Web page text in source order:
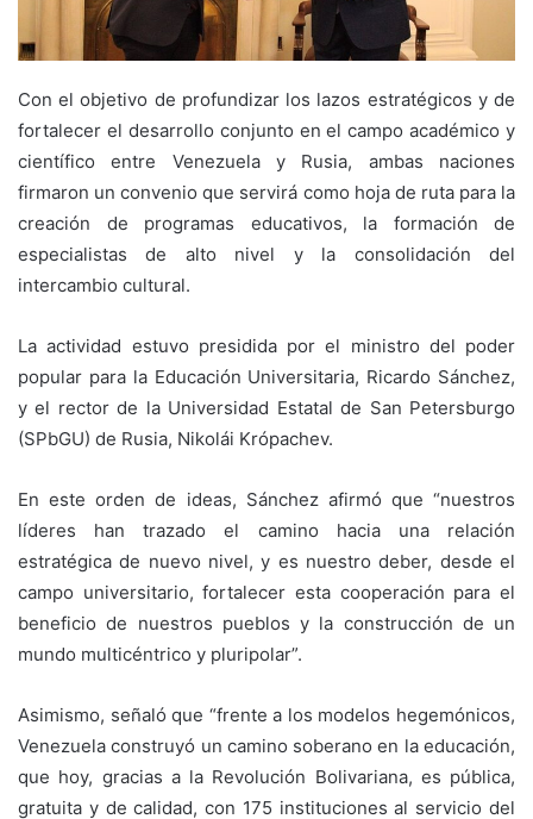
Con el objetivo de profundizar los lazos estratégicos y de
fortalecer el desarrollo conjunto en el campo académico y
científico entre Venezuela y Rusia, ambas naciones
firmaron un convenio que servirá como hoja de ruta para la
creación de programas educativos, la formación de
especialistas de alto nivel y la consolidación del
intercambio cultural.
La actividad estuvo presidida por el ministro del poder
popular para la Educación Universitaria, Ricardo Sánchez,
y el rector de la Universidad Estatal de San Petersburgo
(SPbGU) de Rusia, Nikolái Krópachev.
En este orden de ideas, Sánchez afirmó que “nuestros
líderes han trazado el camino hacia una relación
estratégica de nuevo nivel, y es nuestro deber, desde el
campo universitario, fortalecer esta cooperación para el
beneficio de nuestros pueblos y la construcción de un
mundo multicéntrico y pluripolar”.
Asimismo, señaló que “frente a los modelos hegemónicos,
Venezuela construyó un camino soberano en la educación,
que hoy, gracias a la Revolución Bolivariana, es pública,
gratuita y de calidad, con 175 instituciones al servicio del